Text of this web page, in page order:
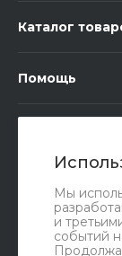
Мы
и
событий
Каталог
Помощь